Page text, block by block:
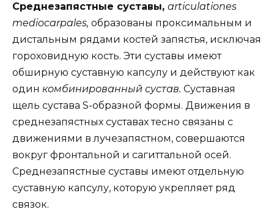
Среднезапястные суставы, articulationes
mediocarpales, образованы проксимальным и
дистальным рядами костей запястья, исключая
гороховидную кость. Эти суставы имеют
обширную суставную капсулу и действуют как
один комбинированный сустав. Суставная
щель сустава S-образной формы. Движения в
среднезапястных суставах тесно связаны с
движениями в лучезапястном, совершаются
вокруг фронтальной и сагиттальной осей.
Среднезапястные суставы имеют отдельную
суставную капсулу, которую укрепляет ряд
связок.